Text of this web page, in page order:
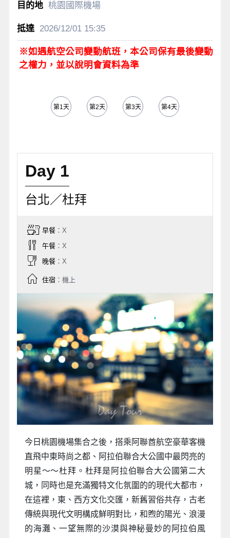
桃園國際機場
2026/12/0115:35
※如遇航空公司變動航班，本公司保有最後變動
之權力，並以說明會資料為準
第1天 第2天 第3天 第4天
Day 1
台北／杜拜
早餐：X
午餐：X
晚餐：X
住宿：機上
今日桃園機場集合之後，搭乘阿聯酋航空豪華客機
直飛中東時尚之都、阿拉伯聯合大公國中最閃亮的
明星～～杜拜。杜拜是阿拉伯聯合大公國第二大
城，同時也是充滿獨特文化氛圍的的現代大都市，
在這裡，東、西方文化交匯，新舊習俗共存，古老
傳統與現代文明構成鮮明對比，和煦的陽光、浪漫
的海灘、一望無際的沙漠與神秘曼妙的阿拉伯風